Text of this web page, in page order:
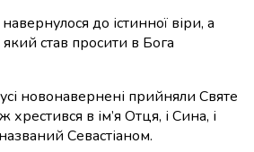
до істинної віри, а
став просити в Бога
новонавернені прийняли Святе
в ім’я Отця, і Сина, і
Севастіаном.